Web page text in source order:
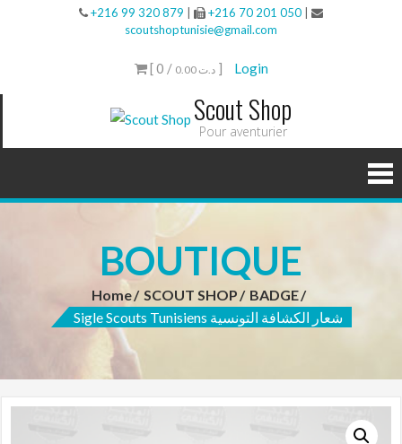
+216 99 320 879 +216 70 201 050
scoutshoptunisie@gmail.com
[ 0 / 0.00 د.ت] Login
Scout Shop
Pour aventurier
BOUTIQUE
Home SCOUT SHOP
BADGE
Sigle Scouts Tunisiens شعار الكشافة التونسية